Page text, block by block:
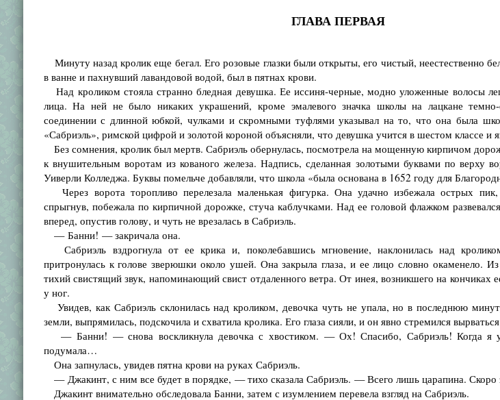
ГЛАВА ПЕРВАЯ
Минуту назад кролик еще бегал. Его розовые глазки были открыты, его чистый, неестественно
в ванне и пахнувший лавандовой водой, был в пятнах крови.
Над кроликом стояла странно бледная девушка. Ее иссиня-черные, модно уложенные волосы
лица. На ней не было никаких украшений, кроме эмалевого значка школы на лацкане темно-
соединении с длинной юбкой, чулками и скромными туфлями указывал на то, что она была
«Сабриэль», римской цифрой и золотой короной объясняли, что девушка учится в шестом классе и
Без сомнения, кролик был мертв. Сабриэль обернулась, посмотрела на мощенную кирпичом
к внушительным воротам из кованого железа. Надпись, сделанная золотыми буквами по верху
Уиверли Колледжа. Буквы помельче добавляли, что школа «была основана в 1652 году для
Через ворота торопливо перелезала маленькая фигурка. Она удачно избежала острых
спрыгнув, побежала по кирпичной дорожке, стуча каблучками. Над ее головой флажком
вперед, опустив голову, и чуть не врезалась в Сабриэль.
— Банни! — закричала она.
Сабриэль вздрогнула от ее крика и, поколебавшись мгновение, наклонилась над
притронулась к голове зверюшки около ушей. Она закрыла глаза, и ее лицо словно окаменело.
тихий свистящий звук, напоминающий свист отдаленного ветра. От инея, возникшего на кончиках
у ног.
Увидев, как Сабриэль склонилась над кроликом, девочка чуть не упала, но в последнюю
земли, выпрямилась, подскочила и схватила кролика. Его глаза сияли, и он явно стремился
— Банни! — снова воскликнула девочка с хвостиком. — Ох! Спасибо, Сабриэль! Когда я
подумала…
Она запнулась, увидев пятна крови на руках Сабриэль.
— Джакинт, с ним все будет в порядке, — тихо сказала Сабриэль. — Всего лишь царапина. Скоро
Джакинт внимательно обследовала Банни, затем с изумлением перевела взгляд на Сабриэль.